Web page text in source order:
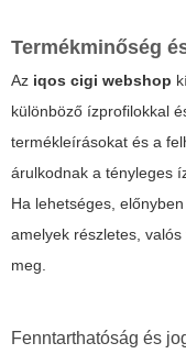
Termékminőség
Az iqos cigi webshop
különböző ízprofilokkal
termékleírásokat és a
árulkodnak a tényleges
Ha lehetséges,
amelyek részletes,
meg.
Fenntarthatóság és